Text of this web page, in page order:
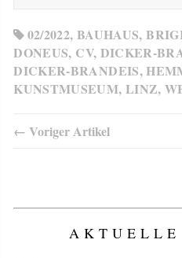
02/2022, BAUHAUS,
DONEUS, CV, DICKER-
DICKER-BRANDEIS,
KUNSTMUSEUM, LINZ,
← Voriger Artikel